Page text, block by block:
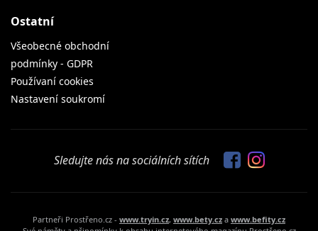
Ostatní
Všeobecné obchodní
podmínky - GDPR
Používaní cookies
Nastavení soukromí
Sledujte nás na sociálních sítích
Partneři Prostřeno.cz - www.tryin.cz, www.bety.cz a www.befity.cz